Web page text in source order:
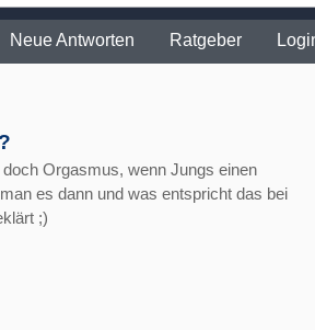
Neue Antworten Ratgeber
Orgasmus, wenn Jungs einen
es dann und was entspricht das bei
;)